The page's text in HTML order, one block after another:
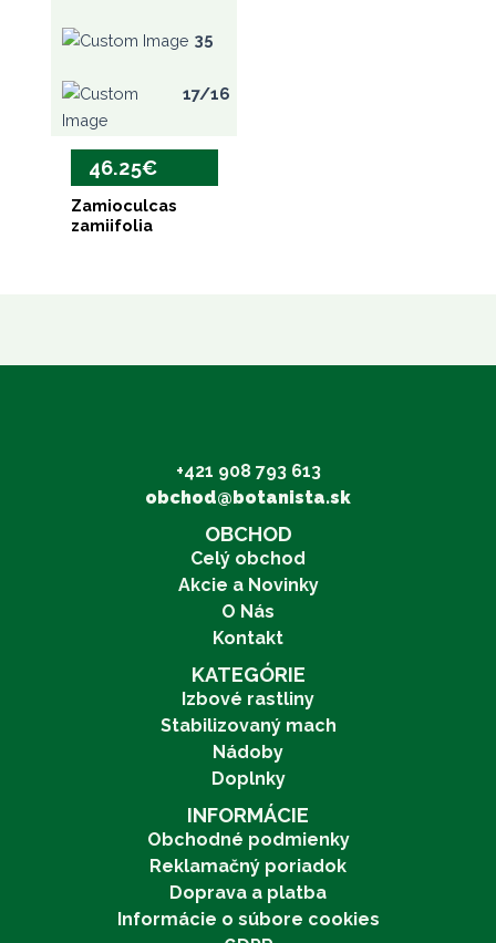
35
17/16
46.25€
Zamioculcas
zamiifolia
+421 908 793 613
obchod@botanista.sk
OBCHOD
Celý obchod
Akcie a Novinky
O Nás
Kontakt
KATEGÓRIE
Izbové rastliny
Stabilizovaný mach
Nádoby
Doplnky
INFORMÁCIE
Obchodné podmienky
Reklamačný poriadok
Doprava a platba
Informácie o súbore cookies